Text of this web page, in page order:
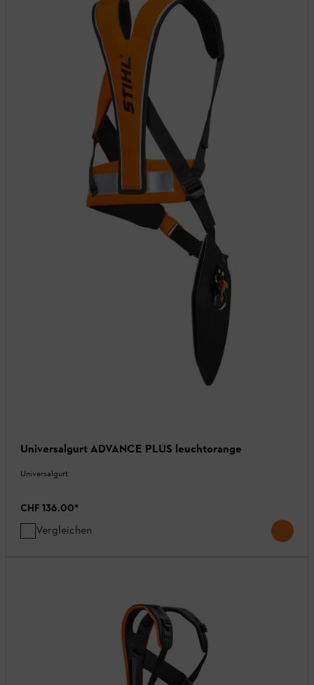
Universalgurt ADVANCE PLUS leuchtorange
Universalgurt
CHF 136.00*
Vergleichen